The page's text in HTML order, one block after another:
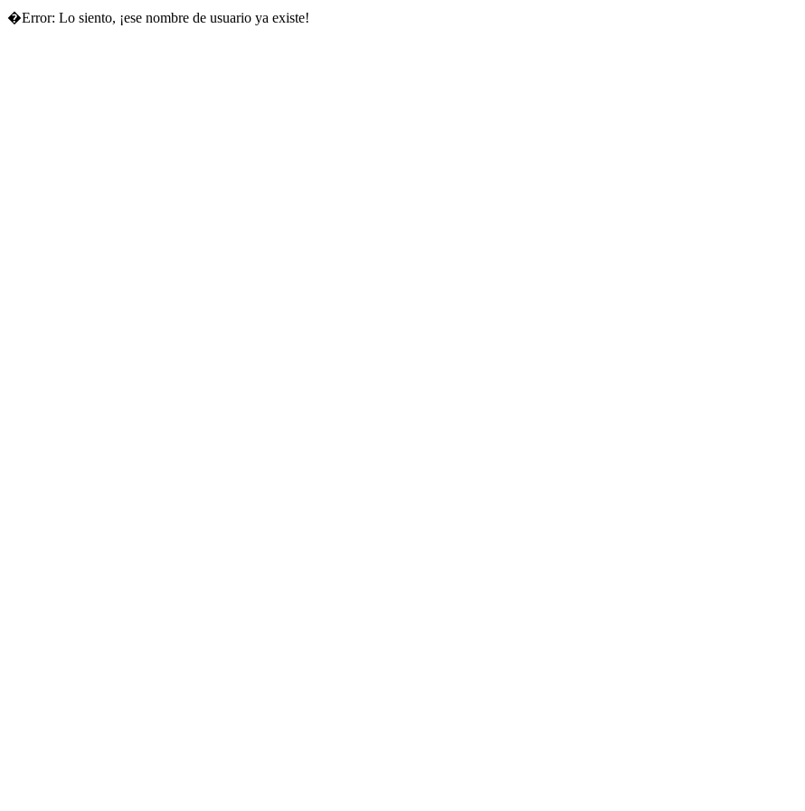
�Error: Lo siento, ¡ese nombre de usuario ya existe!